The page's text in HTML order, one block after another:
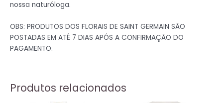
nossa naturóloga.
OBS: PRODUTOS DOS FLORAIS DE SAINT GERMAIN SÃO
POSTADAS EM ATÉ 7 DIAS APÓS A CONFIRMAÇÃO DO
PAGAMENTO.
Produtos relacionados